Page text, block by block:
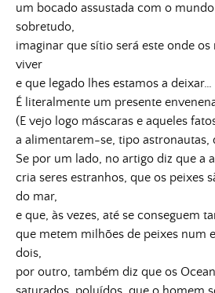
um bocado assustada com o
sobretudo,
imaginar que sítio será este onde os
viver
e que legado lhes estamos a deixar…
É literalmente um presente
(E vejo logo máscaras e aqueles
a alimentarem-se, tipo
Se por um lado, no artigo diz que a
cria seres estranhos, que os peixes
do mar,
e que, às vezes, até se conseguem
que metem milhões de peixes num
dois,
por outro, também diz que os